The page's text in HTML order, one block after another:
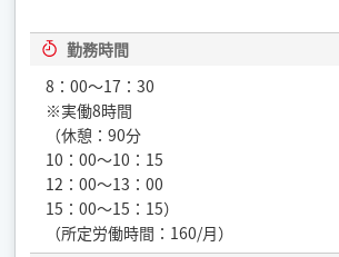
勤務時間
8：00〜17：30
※実働8時間
（休憩：90分
10：00〜10：15
12：00〜13：00
15：00〜15：15）
（所定労働時間：160/月）